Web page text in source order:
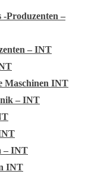
Produzenten –
– INT
Maschinen INT
– INT
– INT
INT